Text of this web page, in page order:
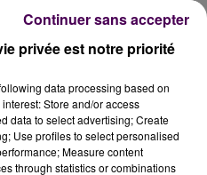
qui seront
les stories.
Pour toucher un
de l’Etat dans le
leur compte
des ados. Ce sera une
privée est notre priorité
data processing based on
Store and/or access
data to select advertising; Create
Use profiles to select personalised
Measure content
through statistics or combinations
Continuer sans accepter